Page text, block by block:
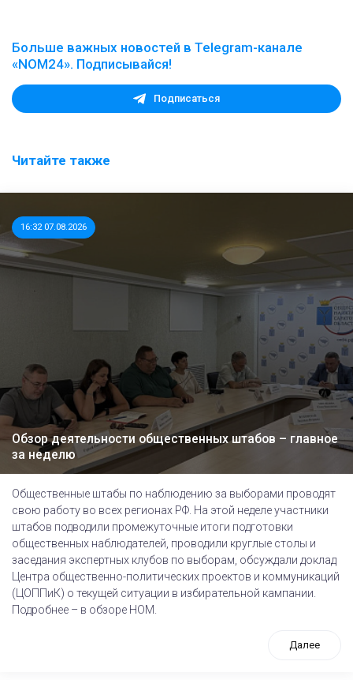
Больше важных новостей в Telegram-канале
«NOM24». Подписывайся!
Подписаться
Читайте также
16:32 07.08.2026
Обзор деятельности общественных штабов – главное
за неделю
Общественные штабы по наблюдению за выборами проводят
свою работу во всех регионах РФ. На этой неделе участники
штабов подводили промежуточные итоги подготовки
общественных наблюдателей, проводили круглые столы и
заседания экспертных клубов по выборам, обсуждали доклад
Центра общественно-политических проектов и коммуникаций
(ЦОППиК) о текущей ситуации в избирательной кампании.
Подробнее – в обзоре НОМ.
Далее